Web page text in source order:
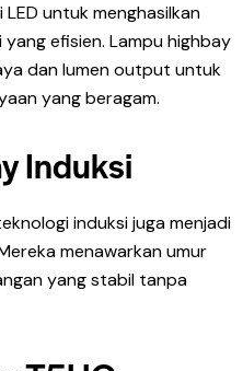
untuk menghasilkan
efisien. Lampu highbay
dan lumen output untuk
yang beragam.
Induksi
induksi juga menjadi
menawarkan umur
yang stabil tanpa